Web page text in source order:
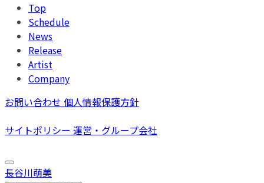
Top
Schedule
News
Release
Artist
Company
お問い合わせ 個人情報保護方針
サイトポリシー 運営・グループ会社
長谷川萌美